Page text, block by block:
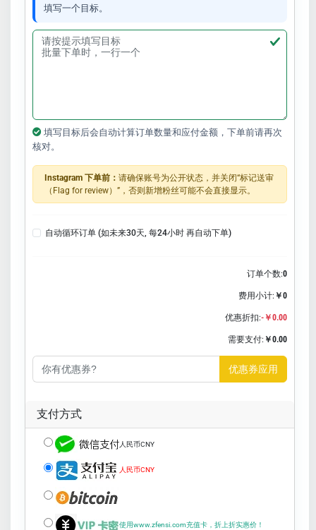
填写一个目标。
填写目标后会自动计算订单数量和应付金额，下单前请再次
核对。
Instagram 下单前： 请确保账号为公开状态，并关闭“标记送审
（Flag for review）”，否则新增粉丝可能不会直接显示。
自动循环订单 (如未来30天, 每24小时 再自动下单)
订单个数:0
费用小计: ￥0
优惠折扣:-￥0.00
需要支付: ￥0.00
优惠券应用
支付方式
人民币CNY
人民币CNY
使用www.zfensi.com充值卡，折上折实惠价！